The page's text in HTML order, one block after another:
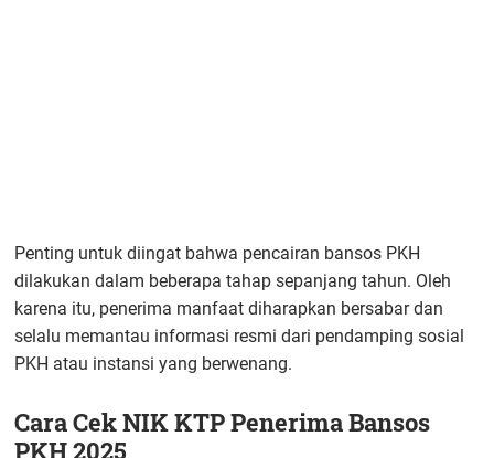
Penting untuk diingat bahwa pencairan bansos PKH
dilakukan dalam beberapa tahap sepanjang tahun. Oleh
karena itu, penerima manfaat diharapkan bersabar dan
selalu memantau informasi resmi dari pendamping sosial
PKH atau instansi yang berwenang.
Cara Cek NIK KTP Penerima Bansos
PKH 2025